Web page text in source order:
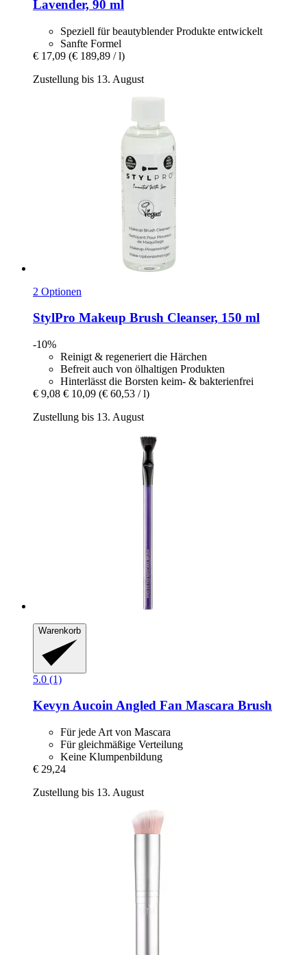
Lavender, 90 ml
Speziell für beautyblender Produkte entwickelt
Sanfte Formel
€ 17,09 (€ 189,89 / l)
Zustellung bis 13. August
2 Optionen
StylPro Makeup Brush Cleanser, 150 ml
-10%
Reinigt & regeneriert die Härchen
Befreit auch von ölhaltigen Produkten
Hinterlässt die Borsten keim- & bakterienfrei
€ 9,08 € 10,09 (€ 60,53 / l)
Zustellung bis 13. August
Warenkorb
5.0 (1)
Kevyn AucoinAngled Fan Mascara Brush
Für jede Art von Mascara
Für gleichmäßige Verteilung
Keine Klumpenbildung
€ 29,24
Zustellung bis 13. August